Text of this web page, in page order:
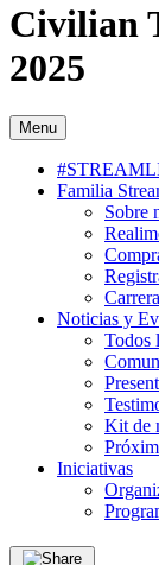
Civilian
2025
Menu
Familia
Sobre
Noticias y
Todos
Kit de
Iniciativas